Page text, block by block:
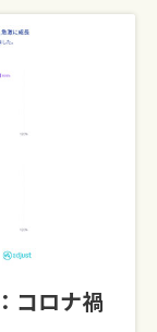
コロナ禍